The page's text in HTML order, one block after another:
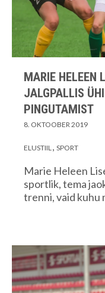
MARIE HELEEN
JALGPALLIS
PINGUTAMIST
8. OKTOOBER 2019
ELUSTIIL SPORT
Marie Heleen
sportlik, tema
trenni, vaid kuhu